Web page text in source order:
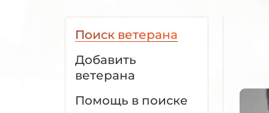
Поиск ветерана
Добавить
ветерана
Помощь в поиске